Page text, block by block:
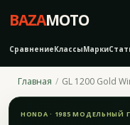
BAZAMOTO
СравнениеКлассыМарки
Главная GL 1200 Gold
HONDA · 1985 МОДЕЛЬНЫЙ